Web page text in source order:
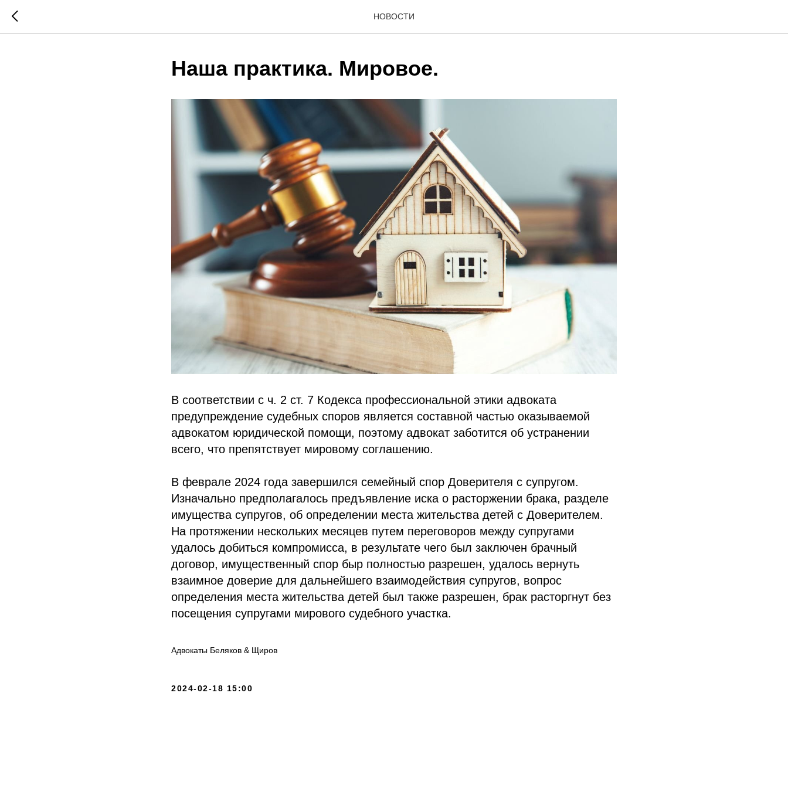
НОВОСТИ
Наша практика. Мировое.
В соответствии с ч. 2 ст. 7 Кодекса профессиональной этики адвоката
предупреждение судебных споров является составной частью оказываемой
адвокатом юридической помощи, поэтому адвокат заботится об устранении
всего, что препятствует мировому соглашению.
В феврале 2024 года завершился семейный спор Доверителя с супругом.
Изначально предполагалось предъявление иска о расторжении брака, разделе
имущества супругов, об определении места жительства детей с Доверителем.
На протяжении нескольких месяцев путем переговоров между супругами
удалось добиться компромисса, в результате чего был заключен брачный
договор, имущественный спор быр полностью разрешен, удалось вернуть
взаимное доверие для дальнейшего взаимодействия супругов, вопрос
определения места жительства детей был также разрешен, брак расторгнут без
посещения супругами мирового судебного участка.
Адвокаты Беляков & Щиров
2024-02-18 15:00